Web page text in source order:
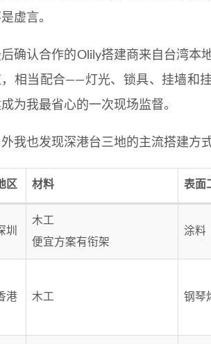
虚言。
确认合作的Olily搭建商来自台湾本
相当配合——灯光、锁具、挂墙和
为我最省心的一次现场监督。
我也发现深港台三地的主流搭建方
区 材料 表面
圳
木工
便宜方案有衔架
涂料
港 木工 钢琴